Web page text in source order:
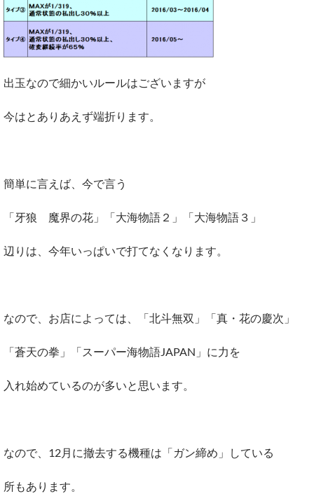
出玉なので細かいルールはございますが
今はとありあえず端折ります。
簡単に言えば、今で言う
「牙狼 魔界の花」「大海物語２」「大海物語３」
辺りは、今年いっぱいで打てなくなります。
なので、お店によっては、「北斗無双」「真・花の慶次」
「蒼天の拳」「スーパー海物語JAPAN」に力を
入れ始めているのが多いと思います。
なので、12月に撤去する機種は「ガン締め」している
所もあります。